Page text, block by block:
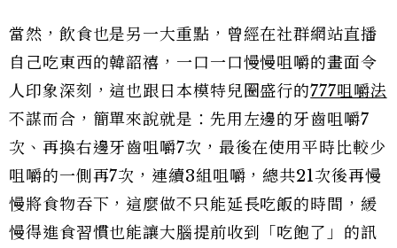
當然，飲食也是另一大重點，曾經在社群網站直播
自己吃東西的韓韶禧，一口一口慢慢咀嚼的畫面令
人印象深刻，這也跟日本模特兒圈盛行的777咀嚼法
不謀而合，簡單來說就是：先用左邊的牙齒咀嚼7
次、再換右邊牙齒咀嚼7次，最後在使用平時比較少
咀嚼的一側再7次，連續3組咀嚼，總共21次後再慢
慢將食物吞下，這麼做不只能延長吃飯的時間，緩
慢得進食習慣也能讓大腦提前收到「吃飽了」的訊